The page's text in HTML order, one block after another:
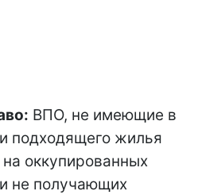
ВПО, не имеющие в
подходящего жилья
оккупированных
не получающих